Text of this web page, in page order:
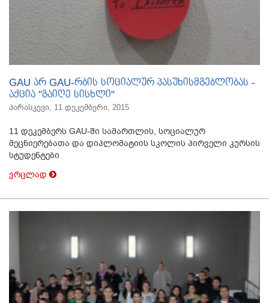
GAU არ GAU-რბის სოციალურ პასუხისმგებლობას -
აქცია "გაიღე სისხლი"
პარასკევი, 11 დეკემბერი, 2015
11 დეკემბერს GAU-ში სამართლის, სოციალურ
მეცნიერებათა და დიპლომატიის სკოლის პირველი კურსის
სტუდენტები
ვრცლად